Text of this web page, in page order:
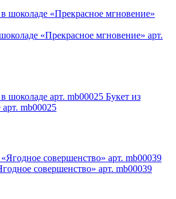
«Прекрасное мгновение» арт.
Букет из
mb00025
совершенство» арт. mb00039